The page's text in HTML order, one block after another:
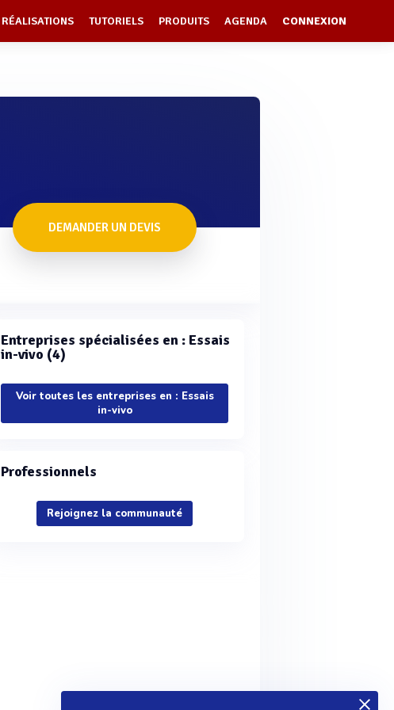
RÉALISATIONS TUTORIELS PRODUITS AGENDA CONNEXION
DEMANDER UN DEVIS
Entreprises spécialisées en : Essais
in-vivo (4)
Voir toutes les entreprises en : Essais
in-vivo
Professionnels
Rejoignez la communauté